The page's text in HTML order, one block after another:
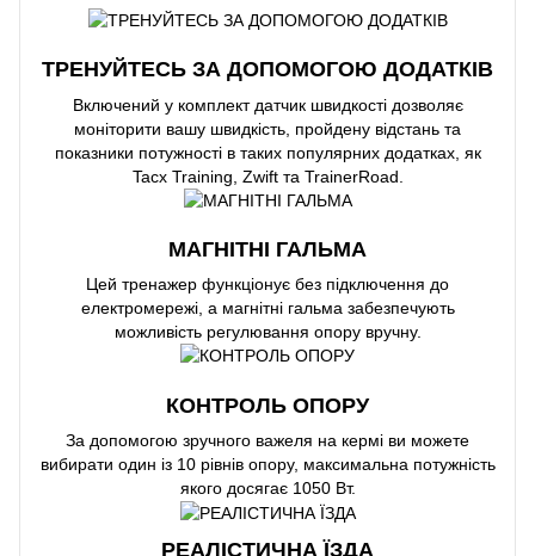
ТРЕНУЙТЕСЬ ЗА ДОПОМОГОЮ ДОДАТКІВ
Включений у комплект датчик швидкості дозволяє
моніторити вашу швидкість, пройдену відстань та
показники потужності в таких популярних додатках, як
Tacx Training, Zwift та TrainerRoad.
МАГНІТНІ ГАЛЬМА
Цей тренажер функціонує без підключення до
електромережі, а магнітні гальма забезпечують
можливість регулювання опору вручну.
КОНТРОЛЬ ОПОРУ
За допомогою зручного важеля на кермі ви можете
вибирати один із 10 рівнів опору, максимальна потужність
якого досягає 1050 Вт.
РЕАЛІСТИЧНА ЇЗДА